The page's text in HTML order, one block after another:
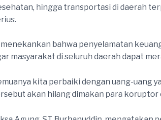
hingga transportasi di daerah
menekankan bahwa penyelamatan
masyarakat di seluruh daerah dapat
kita perbaiki dengan uang-uang
akan hilang dimakan para koruptor